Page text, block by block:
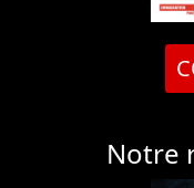
Notre